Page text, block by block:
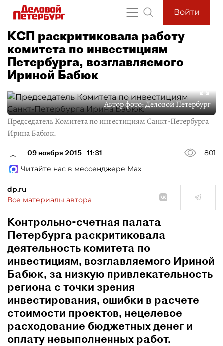
Войти
КСП раскритиковала работу
комитета по инвестициям
Петербурга, возглавляемого
Ириной Бабюк
Автор фото:Деловой Петербург
Председатель Комитета по инвестициям Санкт-Петербурга
Ирина Бабюк.
09 ноября 2015 11:31
801
Читайте нас в мессенджере Max
dp.ru
Все материалы автора
Контрольно-счетная палата
Петербурга раскритиковала
деятельность комитета по
инвестициям, возглавляемого Ириной
Бабюк, за низкую привлекательность
региона с точки зрения
инвестирования, ошибки в расчете
стоимости проектов, нецелевое
расходование бюджетных денег и
оплату невыполненных работ.